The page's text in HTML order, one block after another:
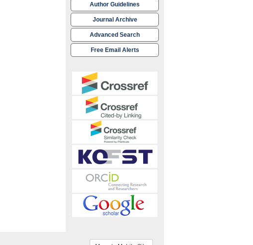
Author Guidelines
Journal Archive
Advanced Search
Free Email Alerts